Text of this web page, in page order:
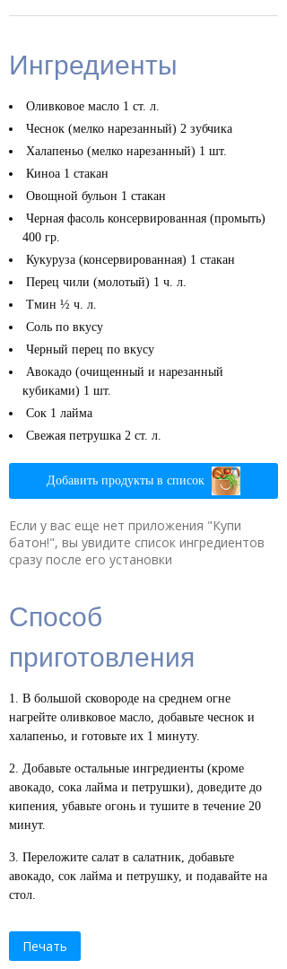
Ингредиенты
Оливковое масло 1 ст. л.
Чеснок (мелко нарезанный) 2 зубчика
Халапеньо (мелко нарезанный) 1 шт.
Киноа 1 стакан
Овощной бульон 1 стакан
Черная фасоль консервированная (промыть)
400 гр.
Кукуруза (консервированная) 1 стакан
Перец чили (молотый) 1 ч. л.
Тмин ½ ч. л.
Соль по вкусу
Черный перец по вкусу
Авокадо (очищенный и нарезанный
кубиками) 1 шт.
Сок 1 лайма
Свежая петрушка 2 ст. л.
Добавить продукты в список
Если у вас еще нет приложения "Купи
батон!", вы увидите список ингредиентов
сразу после его установки
Способ
приготовления
В большой сковороде на среднем огне
нагрейте оливковое масло, добавьте чеснок и
халапеньо, и готовьте их 1 минуту.
Добавьте остальные ингредиенты (кроме
авокадо, сока лайма и петрушки), доведите до
кипения, убавьте огонь и тушите в течение 20
минут.
Переложите салат в салатник, добавьте
авокадо, сок лайма и петрушку, и подавайте на
стол.
Печать